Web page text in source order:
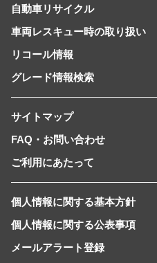
自動車リサイクル
車両レスキュー時の取り扱い
リコール情報
グレード情報検索
サイトマップ
FAQ・お問い合わせ
ご利用にあたって
個人情報に関する基本方針
個人情報に関する公表事項
メールアラート登録